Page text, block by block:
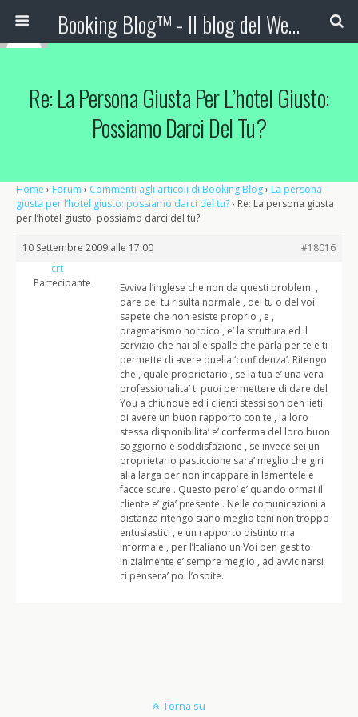
Booking Blog™ - Il blog del Web Marketing Turistico
Re: La Persona Giusta Per L’hotel Giusto:
Possiamo Darci Del Tu?
Home › Forum › Commenti agli articoli di Booking Blog› La persona
giusta per l’hotel giusto: possiamo darci del tu?› Re: La persona giusta
per l’hotel giusto: possiamo darci del tu?
10 Settembre 2009 alle 17:00
#18016
crt
Partecipante
Evviva l’inglese che non da questi problemi ,
dare del tu risulta normale , del tu o del voi
sapete che non esiste proprio , e ,
pragmatismo nordico , e’ la struttura ed il
servizio che hai alle spalle che parla per te e ti
permette di avere quella ‘confidenza’. Ritengo
che , quale proprietario , se la tua e’ una vera
professionalita’ ti puoi permettere di dare del
You a chiunque ed i clienti stessi son ben lieti
di avere un buon rapporto con te , la loro
stessa disponibilita’ e’ conferma del loro buon
soggiorno e soddisfazione , se invece sei un
proprietario pasticcione sara’ meglio che giri
alla larga per non incappare in lamentele e
facce scure . Questo pero’ e’ quando ormai il
cliente e’ gia’ presente . Nelle comunicazioni a
distanza ritengo siano meglio toni non troppo
entusiastici , e un rapporto distinto ma
informale , per l’Italiano un Voi ben gestito
inizialmente e’ sempre meglio , ad avvicinarsi
ci pensera’ poi l’ospite.
Torna su